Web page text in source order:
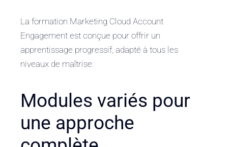
La formation Marketing Cloud Account
Engagement est conçue pour offrir un
apprentissage progressif, adapté à tous les
niveaux de maîtrise.
Modules variés pour
une approche